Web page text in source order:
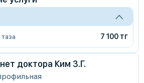
7 100 тг
доктора Ким З.Г.